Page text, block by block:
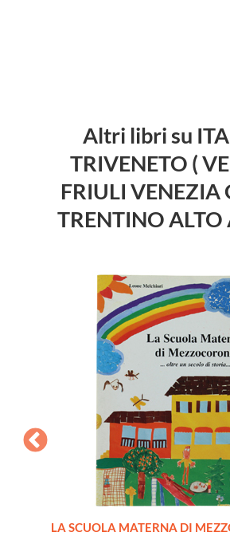
Altri libri su
TRIVENETO (
FRIULI VENEZIA
TRENTINO ALTO
LA SCUOLA MATERNA DI